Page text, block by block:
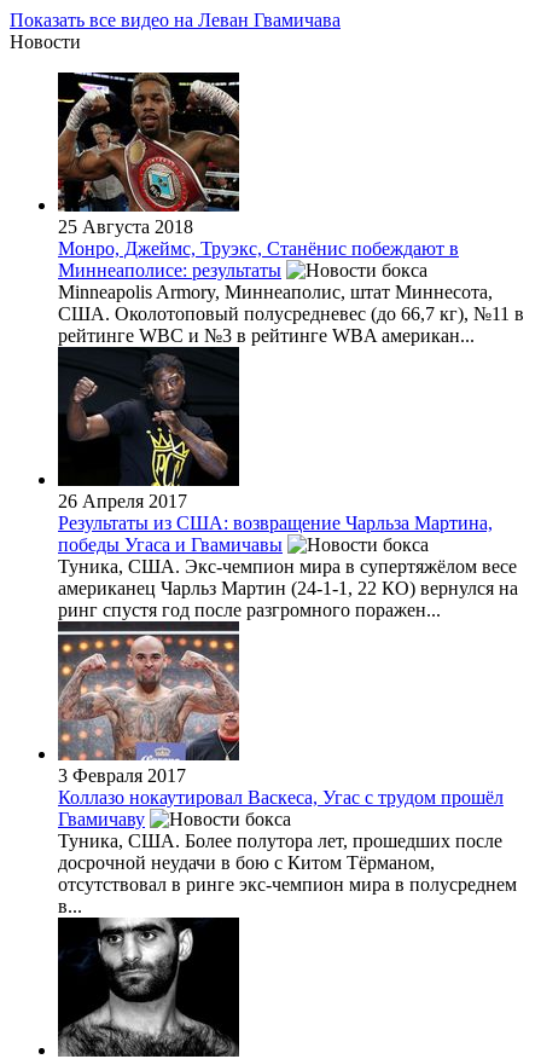
Показать все видео на Леван Гвамичава
Новости
25 Августа 2018
Монро, Джеймс, Труэкс, Станёнис побеждают в
Миннеаполисе: результаты
Minneapolis Armory, Миннеаполис, штат Миннесота,
США. Околотоповый полусредневес (до 66,7 кг), №11 в
рейтинге WBC и №3 в рейтинге WBA американ...
26 Апреля 2017
Результаты из США: возвращение Чарльза Мартина,
победы Угаса и Гвамичавы
Туника, США. Экс-чемпион мира в супертяжёлом весе
американец Чарльз Мартин (24-1-1, 22 КО) вернулся на
ринг спустя год после разгромного поражен...
3 Февраля 2017
Коллазо нокаутировал Васкеса, Угас с трудом прошёл
Гвамичаву
Туника, США. Более полутора лет, прошедших после
досрочной неудачи в бою с Китом Тёрманом,
отсутствовал в ринге экс-чемпион мира в полусреднем
в...